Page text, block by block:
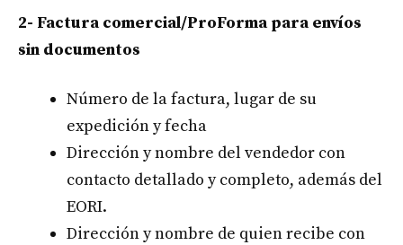
2- Factura comercial/ProForma para envíos
sin documentos
Número de la factura, lugar de su
expedición y fecha
Dirección y nombre del vendedor con
contacto detallado y completo, además del
EORI.
Dirección y nombre de quien recibe con